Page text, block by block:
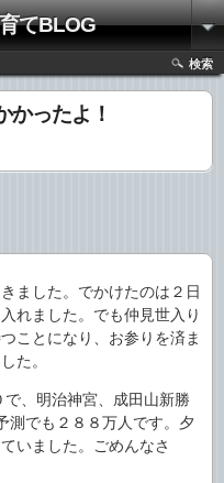
てBLOG
検索
かったよ！
ました。でかけたのは２日
れました。でも仲見世入り
ことになり、お参りを済ま
た。
、明治神宮、成田山新勝
測でも２８８万人です。夕
いました。ごめんなさ